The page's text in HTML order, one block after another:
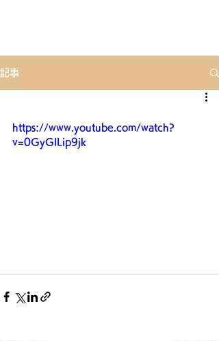
記事
https://www.youtube.com/watch?
v=0GyGILip9jk